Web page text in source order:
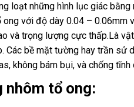
loạt những hình lục giác
với độ dày 0.04 – 0.06mm
và trọng lượng cực thấp.Là
Các bề mặt tường hay trần
không bám bụi, và chống
nhôm tổ ong: